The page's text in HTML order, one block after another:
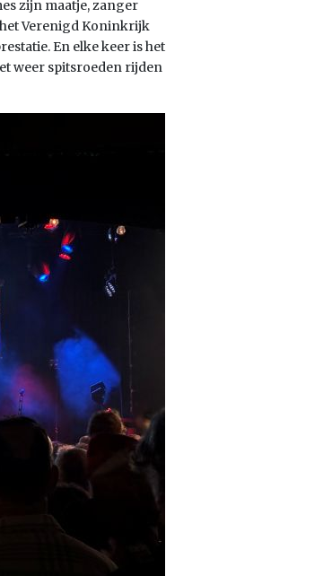
zijn maatje, zanger
Verenigd Koninkrijk
En elke keer is het
weer spitsroeden rijden